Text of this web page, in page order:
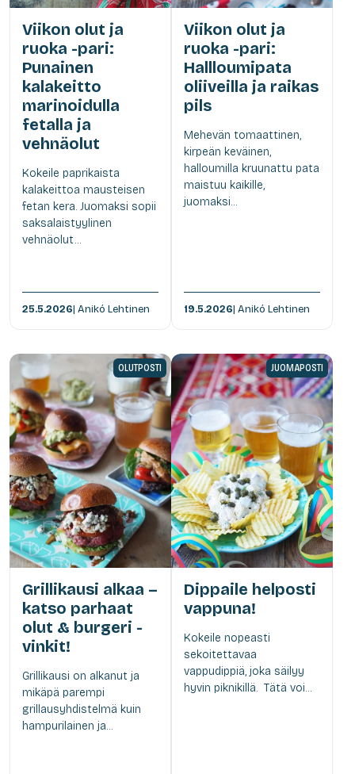
Viikon olut ja
ruoka -pari:
Punainen
kalakeitto
marinoidulla
fetalla ja
vehnäolut
Kokeile paprikaista
kalakeittoa mausteisen
fetan kera. Juomaksi sopii
saksalaistyylinen
vehnäolut...
25.5.2026| Anikó Lehtinen
Viikon olut ja
ruoka -pari:
Hallloumipata
oliiveilla ja raikas
pils
Mehevän tomaattinen,
kirpeän keväinen,
halloumilla kruunattu pata
maistuu kaikille,
juomaksi...
19.5.2026| Anikó Lehtinen
OLUTPOSTI
Grillikausi alkaa –
katso parhaat
olut & burgeri -
vinkit!
Grillikausi on alkanut ja
mikäpä parempi
grillausyhdistelmä kuin
hampurilainen ja...
JUOMAPOSTI
Dippaile helposti
vappuna!
Kokeile nopeasti
sekoitettavaa
vappudippiä, joka säilyy
hyvin piknikillä. Tätä voi...